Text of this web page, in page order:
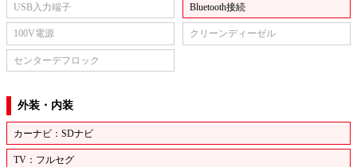
USB入力端子 Bluetooth接続
100V電源 クリーンディーゼル
センターデフロック
外装・内装
カーナビ：SDナビ
TV：フルセグ